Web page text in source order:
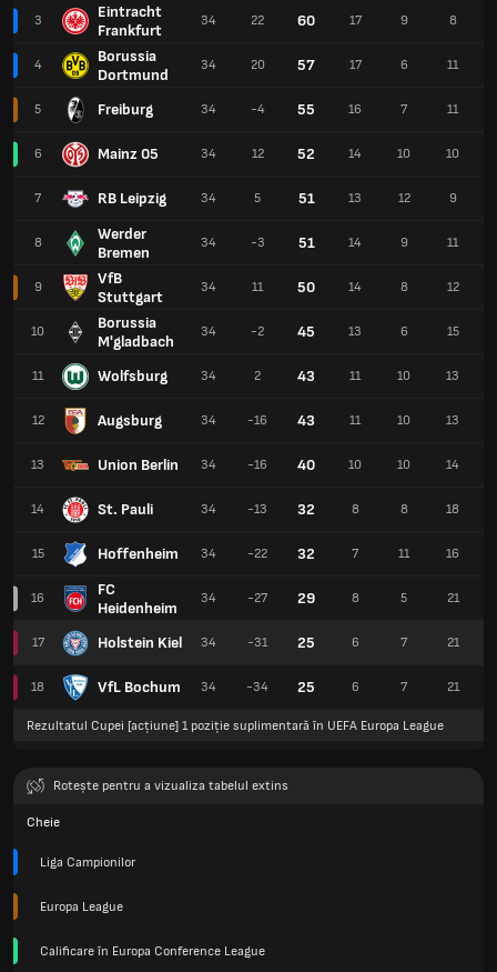
3
Eintracht
Frankfurt
4
Borussia
Dortmund
5 Freiburg
6 Mainz 05
7 RB Leipzig
8
Werder
Bremen
9
VfB
Stuttgart
10
Borussia
M'gladbach
11 Wolfsburg
12 Augsburg
13 Union Berlin
14 St. Pauli
15 Hoffenheim
16
FC
Heidenheim
17 Holstein Kiel
18 VfL Bochum
34 22 60 17 9 8
34 20 57 17 6 11
34 -4 55 16 7 11
34 12 52 14 10 10
34 5 51 13 12 9
34 -3 51 14 9 11
34 11 50 14 8 12
34 -2 45 13 6 15
34 2 43 11 10 13
34 -16 43 11 10 13
34 -16 40 10 10 14
34 -13 32 8 8 18
34 -22 32 7 11 16
34 -27 29 8 5 21
34 -31 25 6 7 21
34 -34 25 6 7 21
Rezultatul Cupei [acțiune] 1 poziție suplimentară în UEFA Europa League
Rotește pentru a vizualiza tabelul extins
Cheie
Liga Campionilor
Europa League
Calificare în Europa Conference League